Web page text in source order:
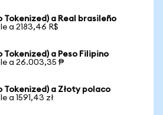
Tokenized) a Real brasileño
a 2183,46 R$
Tokenized) a Peso Filipino
a 26.003,35 ₱
Tokenized) a Złoty polaco
a 1591,43 zł